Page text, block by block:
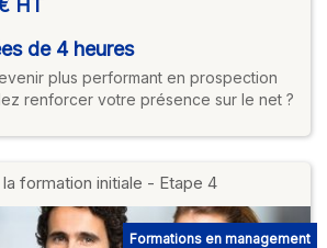
de 4 heures
plus performant en prospection
renforcer votre présence sur le net ?
formation initiale - Etape 4
Formations en management